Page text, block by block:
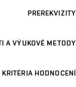
PREREKVIZITY
A VÝUKOVÉ METODY
HODNOCENÍ